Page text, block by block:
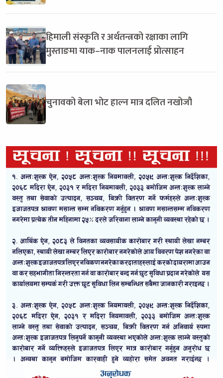
हिमाली संस्कृति र अर्थतन्त्रको रक्षाका लागि
मुस्ताङमा याक–नाक पालनलाई प्रोत्साहन
चुनावको बेला भोट हाल्न मात्र दलित नखोजौ